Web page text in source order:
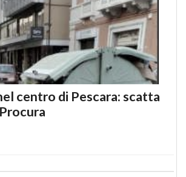
centro di Pescara: scatta